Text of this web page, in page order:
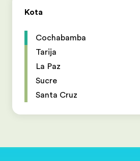
Kota
Cochabamba
Tarija
La Paz
Sucre
Santa Cruz